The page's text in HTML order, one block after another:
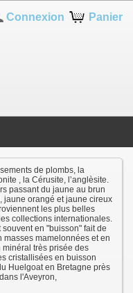
Panier
Connexion
de plombs, la
, la Cérusite, l’anglèsite.
passant du jaune au brun
jaune orangé et jaune cireux
les plus belles
collections internationales.
en "buisson" fait de
masses mamelonnées et en
très prisée des
cristallisées en buisson
Huelgoat en Bretagne près
l'Aveyron,